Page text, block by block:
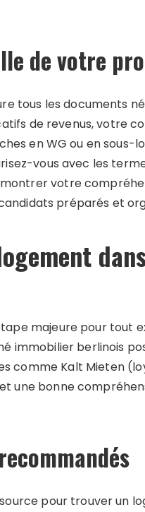
de votre
tous les documents
de revenus, votre
en WG ou en sous-
vous avec les
votre
préparés et
majeure pour tout
immobilier berlinois
comme Kalt Mieten
une bonne
pour trouver un